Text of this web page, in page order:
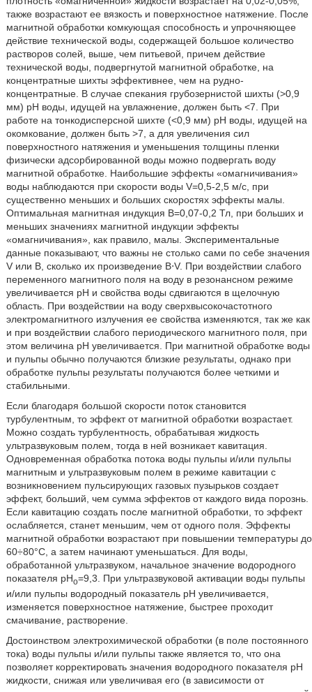
также возрастают ее вязкость и поверхностное натяжение. После
магнитной обработки комкующая способность и упрочняющее
действие технической воды, содержащей большое количество
растворов солей, выше, чем питьевой, причем действие
технической воды, подвергнутой магнитной обработке, на
концентратные шихты эффективнее, чем на рудно-
концентратные. В случае спекания грубозернистой шихты (>0,9
мм) pH воды, идущей на увлажнение, должен быть <7. При
работе на тонкодисперсной шихте (<0,9 мм) pH воды, идущей на
окомкование, должен быть >7, а для увеличения сил
поверхностного натяжения и уменьшения толщины пленки
физически адсорбированной воды можно подвергать воду
магнитной обработке. Наибольшие эффекты «омагничивания»
воды наблюдаются при скорости воды V=0,5-2,5 м/с, при
существенно меньших и больших скоростях эффекты малы.
Оптимальная магнитная индукция B=0,07-0,2 Тл, при больших и
меньших значениях магнитной индукции эффекты
«омагничивания», как правило, малы. Экспериментальные
данные показывают, что важны не столько сами по себе значения
V или В, сколько их произведение B⋅V. При воздействии слабого
переменного магнитного поля на воду в резонансном режиме
увеличивается pH и свойства воды сдвигаются в щелочную
область. При воздействии на воду сверхвысокочастотного
электромагнитного излучения ее свойства изменяются, так же как
и при воздействии слабого периодического магнитного поля, при
этом величина pH увеличивается. При магнитной обработке воды
и пульпы обычно получаются близкие результаты, однако при
обработке пульпы результаты получаются более четкими и
стабильными.
Если благодаря большой скорости поток становится
турбулентным, то эффект от магнитной обработки возрастает.
Можно создать турбулентность, обрабатывая жидкость
ультразвуковым полем, тогда в ней возникает кавитация.
Одновременная обработка потока воды пульпы и/или пульпы
магнитным и ультразвуковым полем в режиме кавитации с
возникновением пульсирующих газовых пузырьков создает
эффект, больший, чем сумма эффектов от каждого вида порознь.
Если кавитацию создать после магнитной обработки, то эффект
ослабляется, станет меньшим, чем от одного поля. Эффекты
магнитной обработки возрастают при повышении температуры до
60÷80°C, а затем начинают уменьшаться. Для воды,
обработанной ультразвуком, начальное значение водородного
показателя pHo=9,3. При ультразвуковой активации воды пульпы
и/или пульпы водородный показатель pH увеличивается,
изменяется поверхностное натяжение, быстрее проходит
смачивание, растворение.
Достоинством электрохимической обработки (в поле постоянного
тока) воды пульпы и/или пульпы также является то, что она
позволяет корректировать значения водородного показателя pH
жидкости, снижая или увеличивая его (в зависимости от